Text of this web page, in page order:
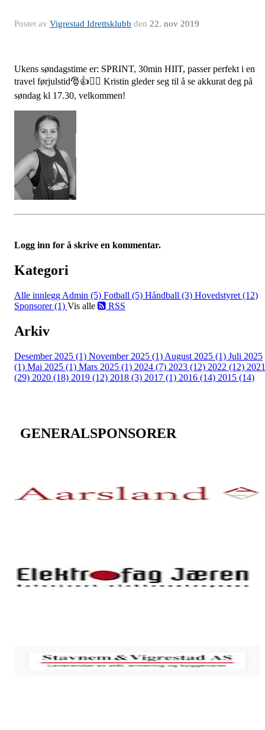
Postet av Vigrestad Idrettsklubb den 22. nov 2019
Ukens søndagstime er: SPRINT, 30min HIIT, passer perfekt i en
travel førjulstid🎅👍🚴‍♀️ Kristin gleder seg til å se akkurat deg på
søndag kl 17.30, velkommen!
Logg inn for å skrive en kommentar.
Kategori
Alle innlegg Admin (5) Fotball (5) Håndball (3) Hovedstyret (12)
Sponsorer (1) Vis alle RSS
Arkiv
Desember 2025 (1) November 2025 (1) August 2025 (1) Juli 2025
(1) Mai 2025 (1) Mars 2025 (1) 2024 (7) 2023 (12) 2022 (12) 2021
(29) 2020 (18) 2019 (12) 2018 (3) 2017 (1) 2016 (14) 2015 (14)
GENERALSPONSORER